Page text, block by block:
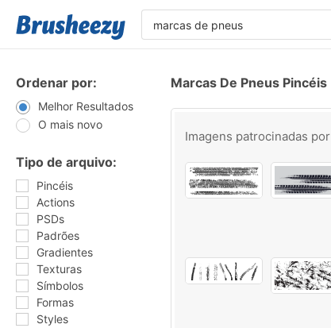
Ordenar por:
Melhor Resultados
O mais novo
Tipo de arquivo:
Pincéis
Actions
PSDs
Padrões
Gradientes
Texturas
Símbolos
Formas
Styles
Marcas De Pneus Pincéis
Imagens patrocinadas por